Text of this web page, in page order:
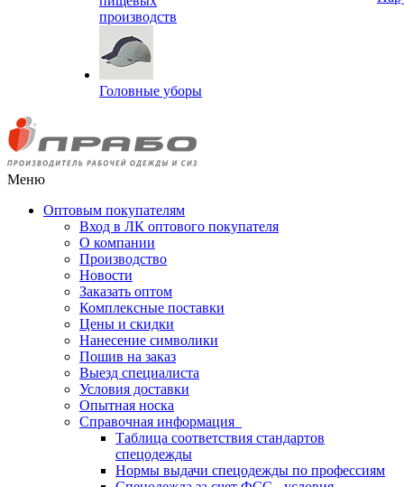
производств
Головные уборы
Меню
Оптовым покупателям
Вход в ЛК оптового покупателя
О компании
Производство
Новости
Заказать оптом
Комплексные поставки
Цены и скидки
Нанесение символики
Пошив на заказ
Выезд специалиста
Условия доставки
Опытная носка
Справочная информация
Таблица соответствия стандартов
спецодежды
Нормы выдачи спецодежды по профессиям